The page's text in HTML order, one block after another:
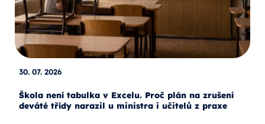
30. 07. 2026
Škola není tabulka v Excelu. Proč plán na zrušení
deváté třídy narazil u ministra i učitelů z praxe